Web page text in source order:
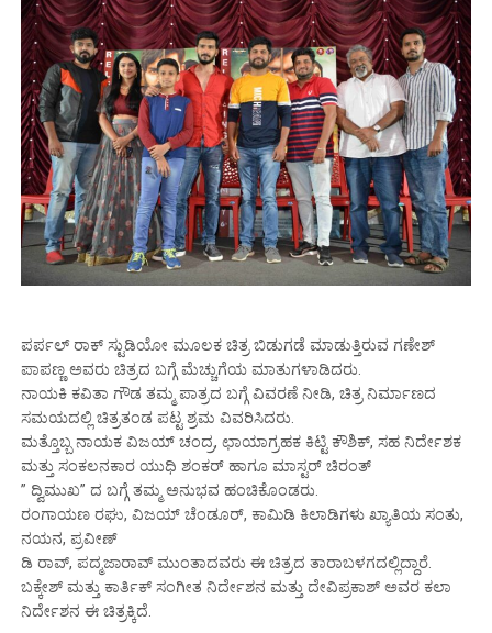
ಪರ್ಪಲ್ ರಾಕ್ ಸ್ಟುಡಿಯೋ ಮೂಲಕ ಚಿತ್ರ ಬಿಡುಗಡೆ ಮಾಡುತ್ತಿರುವ ಗಣೇಶ್
ಪಾಪಣ್ಣ ಅವರು ಚಿತ್ರದ ಬಗ್ಗೆ ಮೆಚ್ಚುಗೆಯ ಮಾತುಗಳಾಡಿದರು.
ನಾಯಕಿ ಕವಿತಾ ಗೌಡ ತಮ್ಮ ಪಾತ್ರದ ಬಗ್ಗೆ ವಿವರಣೆ ನೀಡಿ, ಚಿತ್ರ ನಿರ್ಮಾಣದ
ಸಮಯದಲ್ಲಿ ಚಿತ್ರತಂಡ ಪಟ್ಟ ಶ್ರಮ ವಿವರಿಸಿದರು.
ಮತ್ತೊಬ್ಬ ನಾಯಕ ವಿಜಯ್ ಚಂದ್ರ, ಛಾಯಾಗ್ರಹಕ ಕಿಟ್ಟಿ ಕೌಶಿಕ್, ಸಹ ನಿರ್ದೇಶಕ
ಮತ್ತು ಸಂಕಲನಕಾರ ಯುಧಿ ಶಂಕರ್ ಹಾಗೂ ಮಾಸ್ಟರ್ ಚಿರಂತ್
” ದ್ವಿಮುಖ” ದ ಬಗ್ಗೆ ತಮ್ಮ ಅನುಭವ ಹಂಚಿಕೊಂಡರು.
ರಂಗಾಯಣ ರಘು, ವಿಜಯ್ ಚೆಂಡೂರ್, ಕಾಮಿಡಿ ಕಿಲಾಡಿಗಳು ಖ್ಯಾತಿಯ ಸಂತು,
ನಯನ, ಪ್ರವೀಣ್
ಡಿ ರಾವ್, ಪದ್ಮಜಾರಾವ್ ಮುಂತಾದವರು ಈ ಚಿತ್ರದ ತಾರಾಬಳಗದಲ್ಲಿದ್ದಾರೆ.
ಬಕ್ಕೇಶ್ ಮತ್ತು ಕಾರ್ತಿಕ್ ಸಂಗೀತ ನಿರ್ದೇಶನ ಮತ್ತು ದೇವಿಪ್ರಕಾಶ್ ಅವರ ಕಲಾ
ನಿರ್ದೇಶನ ಈ ಚಿತ್ರಕ್ಕಿದೆ.